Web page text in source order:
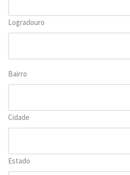
Logradouro
Bairro
Cidade
Estado